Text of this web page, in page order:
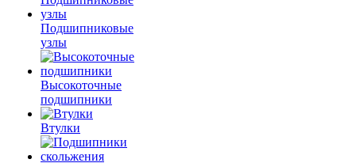
Подшипниковые
узлы
Высокоточные
подшипники
Втулки